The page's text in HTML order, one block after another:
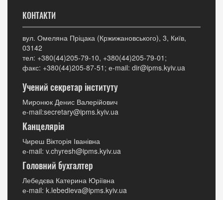
КОНТАКТИ
вул. Омеляна Пріцака (Кржижановського), 3, Київ,
03142
тел: +380(44)205-79-10, +380(44)205-79-01;
факс: +380(44)205-87-51; е-mail: dir@ipms.kyiv.ua
Учений секретар інституту
Миронюк Денис Валерійович
е-mail:secretary@ipms.kyiv.ua
Канцелярія
Чиреш Вікторія Іванівна
е-mail: v.chyresh@ipms.kyiv.ua
Головний бухгалтер
Лебедєва Катерина Юріївна
е-mail: k.lebedieva@ipms.kyiv.ua